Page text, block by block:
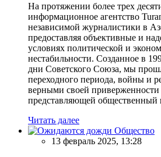
На протяжении более трех
информационное агентство
независимой журналистики в
предоставляя объективные и
условиях политической и
нестабильности. Созданное в
дни Советского Союза, мы
переходного периода, войны и
верными своей приверженности
представляющей общественный
Читать далее
Общество
13 февраль 2025, 13:28